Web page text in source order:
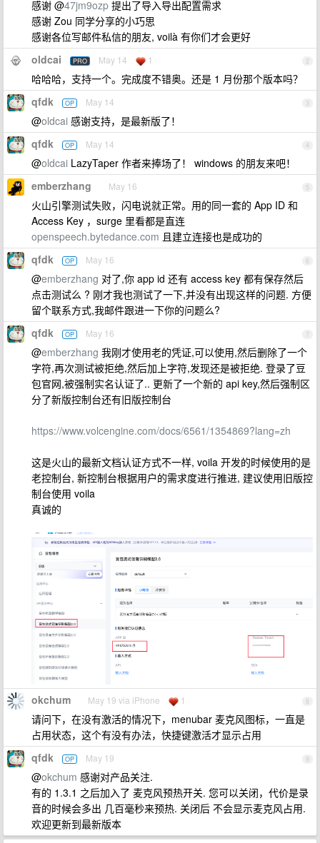
感谢 @47jm9ozp 提出了导入导出配置需求
感谢 Zou 同学分享的小巧思
感谢各位写邮件私信的朋友, voilà 有你们才会更好
2
oldcai PRO May 14 1
哈哈哈，支持一个。完成度不错奥。还是 1 月份那个版本吗？
3
qfdk OP May 14
@oldcai 感谢支持，是最新版了！
4
qfdk OP May 14
@oldcai LazyTaper 作者来捧场了！ windows 的朋友来吧！
5
emberzhang May 16
火山引擎测试失败，闪电说就正常。用的同一套的 App ID 和
Access Key ，surge 里看都是直连
openspeech.bytedance.com 且建立连接也是成功的
6
qfdk OP May 16
@emberzhang 对了,你 app id 还有 access key 都有保存然后
点击测试么 ? 刚才我也测试了一下,并没有出现这样的问题. 方便
留个联系方式,我邮件跟进一下你的问题么?
7
qfdk OP May 16
@emberzhang 我刚才使用老的凭证,可以使用,然后删除了一个
字符,再次测试被拒绝,然后加上字符,发现还是被拒绝. 登录了豆
包官网,被强制实名认证了.. 更新了一个新的 api key,然后强制区
分了新版控制台还有旧版控制台
https://www.volcengine.com/docs/6561/1354869?lang=zh
这是火山的最新文档认证方式不一样, voila 开发的时候使用的是
老控制台, 新控制台根据用户的需求度进行推进, 建议使用旧版控
制台使用 voila
真诚的
8
okchum May 19 via iPhone 1
请问下，在没有激活的情况下，menubar 麦克风图标，一直是
占用状态，这个有没有办法，快捷键激活才显示占用
9
qfdk OP May 19
@okchum 感谢对产品关注.
有的 1.3.1 之后加入了 麦克风预热开关. 您可以关闭，代价是录
音的时候会多出 几百毫秒来预热. 关闭后 不会显示麦克风占用.
欢迎更新到最新版本